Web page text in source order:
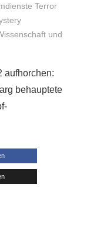
Terror
und
aufhorchen:
behauptete